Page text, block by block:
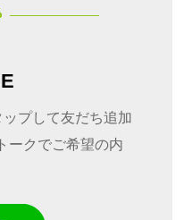
プして友だち追加
ークでご希望の内